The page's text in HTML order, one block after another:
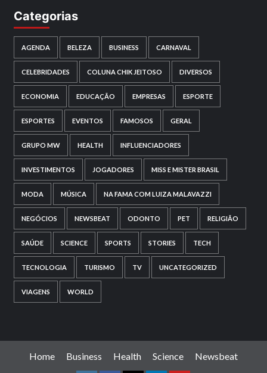
Categorias
AGENDA BELEZA BUSINESS CARNAVAL
CELEBRIDADES COLUNA CHIK JEITOSO DIVERSOS
ECONOMIA EDUCAÇÃO EMPRESAS ESPORTE
ESPORTES EVENTOS FAMOSOS GERAL
GRUPO MW HEALTH INFLUENCIADORES
INVESTIMENTOS JOGADORES MISS E MISTER BRASIL
MODA MÚSICA NA FAMA COM LUIZA MALAVAZZI
NEGÓCIOS NEWSBEAT ODONTO PET RELIGIÃO
SAÚDE SCIENCE SPORTS STORIES TECH
TECNOLOGIA TURISMO TV UNCATEGORIZED
VIAGENS WORLD
Home Business Health Science Newsbeat